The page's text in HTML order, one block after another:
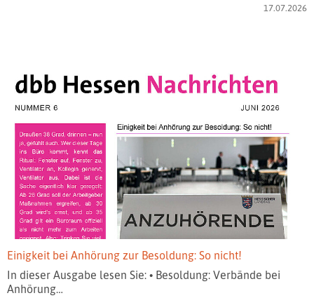
17.07.2026
Einigkeit bei Anhörung zur Besoldung: So nicht!
In dieser Ausgabe lesen Sie: • Besoldung: Verbände bei
Anhörung…